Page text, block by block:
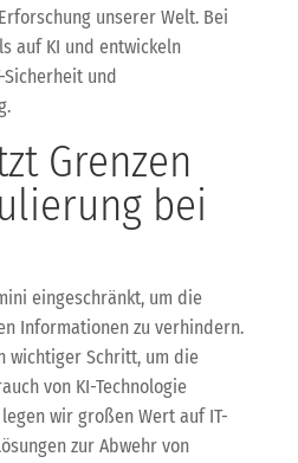
unserer Welt. Bei
auf KI und entwickeln
Sicherheit und
Grenzen
bei
eingeschränkt, um die
Informationen zu verhindern.
wichtiger Schritt, um die
von KI-Technologie
wir großen Wert auf IT-
zur Abwehr von